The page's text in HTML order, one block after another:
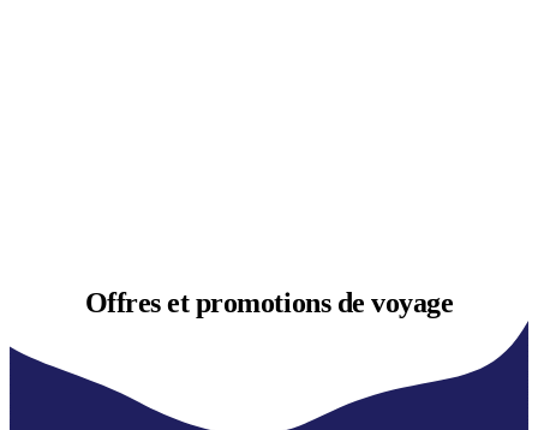
Offres etpromotions de voyage